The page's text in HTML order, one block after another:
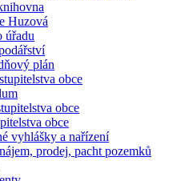
Huzová
úřadu
plán
obce
obce
obce
vyhlášky a nařízení
prodej, pacht pozemků